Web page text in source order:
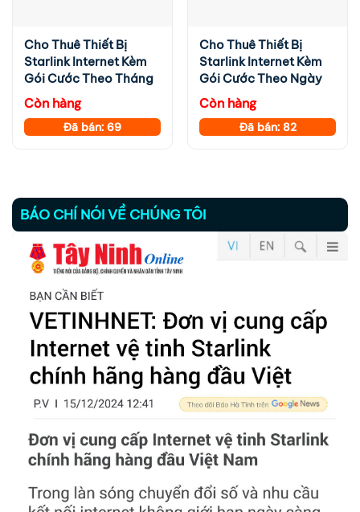
BÁO CHÍ NÓI VỀ CHÚNG TÔI
Cho Thuê Thiết Bị
Starlink Internet Kèm
Gói Cước Theo Tháng
Còn hàng
Đã bán: 69
Cho Thuê Thiết Bị
Starlink Internet Kèm
Gói Cước Theo Ngày
Còn hàng
Đã bán: 82